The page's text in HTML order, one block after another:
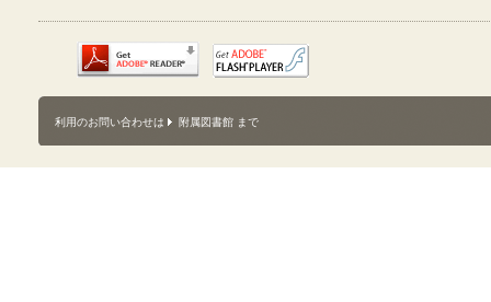
利用のお問い合わせは 附属図書館 まで